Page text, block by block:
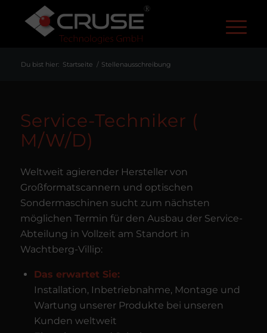
R
Du bist hier: Startseite / Stellenausschreibung
Service-Techniker (
M/W/D)
Weltweit agierender Hersteller von
Großformatscannern und optischen
Sondermaschinen sucht zum nächsten
möglichen Termin für den Ausbau der Service-
Abteilung in Vollzeit am Standort in
Wachtberg-Villip:
Das erwartet Sie:
Installation, Inbetriebnahme, Montage und
Wartung unserer Produkte bei unseren
Kunden weltweit